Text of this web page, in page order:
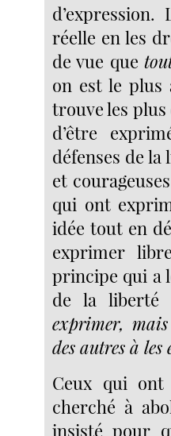
réelle en les
de vue que
on est le plus
trouve les
d’être
défenses de
et courageuses
qui ont
idée tout en
exprimer
principe qui a
de la liberté
exprimer,
des autres à
Ceux qui ont
cherché à
insisté pour